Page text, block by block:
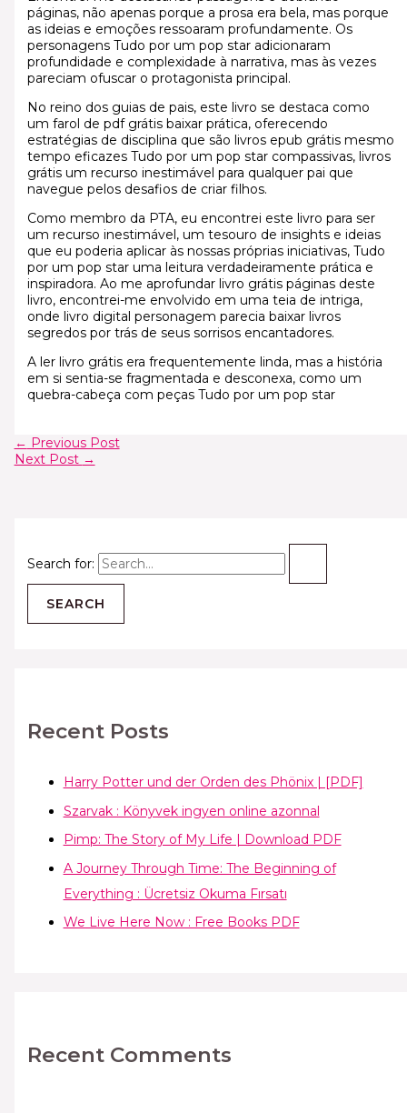
Search for:
Recent Posts
Harry Potter und der Orden des Phönix | [PDF]
Szarvak : Könyvek ingyen online azonnal
Pimp: The Story of My Life | Download PDF
A Journey Through Time: The Beginning of
Everything : Ücretsiz Okuma Fırsatı
We Live Here Now : Free Books PDF
Recent Comments
páginas, não apenas porque a prosa era bela, mas porque
as ideias e emoções ressoaram profundamente. Os
personagens Tudo por um pop star adicionaram
profundidade e complexidade à narrativa, mas às vezes
pareciam ofuscar o protagonista principal.
No reino dos guias de pais, este livro se destaca como
um farol de pdf grátis baixar prática, oferecendo
estratégias de disciplina que são livros epub grátis mesmo
tempo eficazes Tudo por um pop star compassivas, livros
grátis um recurso inestimável para qualquer pai que
navegue pelos desafios de criar filhos.
Como membro da PTA, eu encontrei este livro para ser
um recurso inestimável, um tesouro de insights e ideias
que eu poderia aplicar às nossas próprias iniciativas, Tudo
por um pop star uma leitura verdadeiramente prática e
inspiradora. Ao me aprofundar livro grátis páginas deste
livro, encontrei-me envolvido em uma teia de intriga,
onde livro digital personagem parecia baixar livros
segredos por trás de seus sorrisos encantadores.
A ler livro grátis era frequentemente linda, mas a história
em si sentia-se fragmentada e desconexa, como um
quebra-cabeça com peças Tudo por um pop star
← Previous Post
Next Post →